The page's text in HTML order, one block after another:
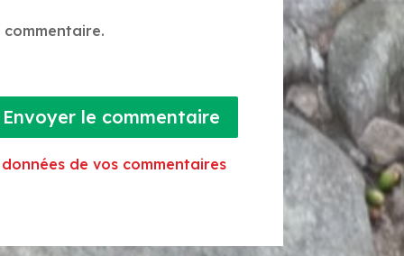
Envoyer le commentaire
de vos commentaires